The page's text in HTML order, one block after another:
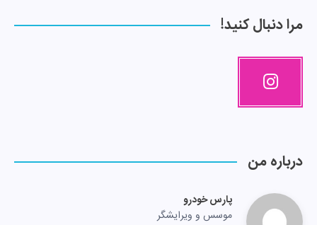
مرا دنبال کنید!
درباره من
پارس خودرو
موسس و ویرایشگر